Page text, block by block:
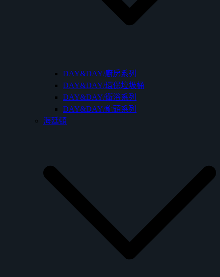
DAY&DAY/廚房系列
DAY&DAY/環保垃圾桶
DAY&DAY/衛浴系列
DAY&DAY/龍頭系列
海廷頓